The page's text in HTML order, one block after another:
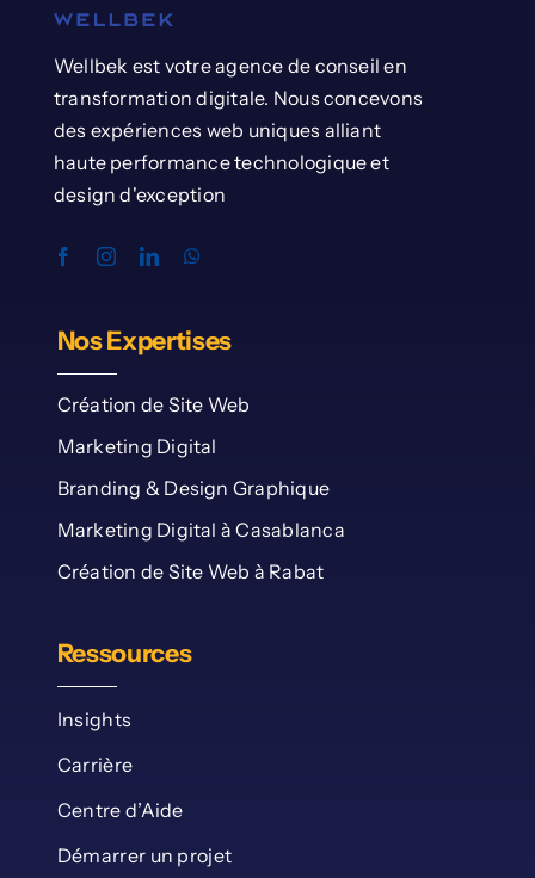
Wellbek est votre agence de conseil en
transformation digitale. Nous concevons
des expériences web uniques alliant
haute performance technologique et
design d'exception
Nos Expertises
Création de Site Web
Marketing Digital
Branding & Design Graphique
Marketing Digital à Casablanca
Création de Site Web à Rabat
Ressources
Insights
Carrière
Centre d’Aide
Démarrer un projet